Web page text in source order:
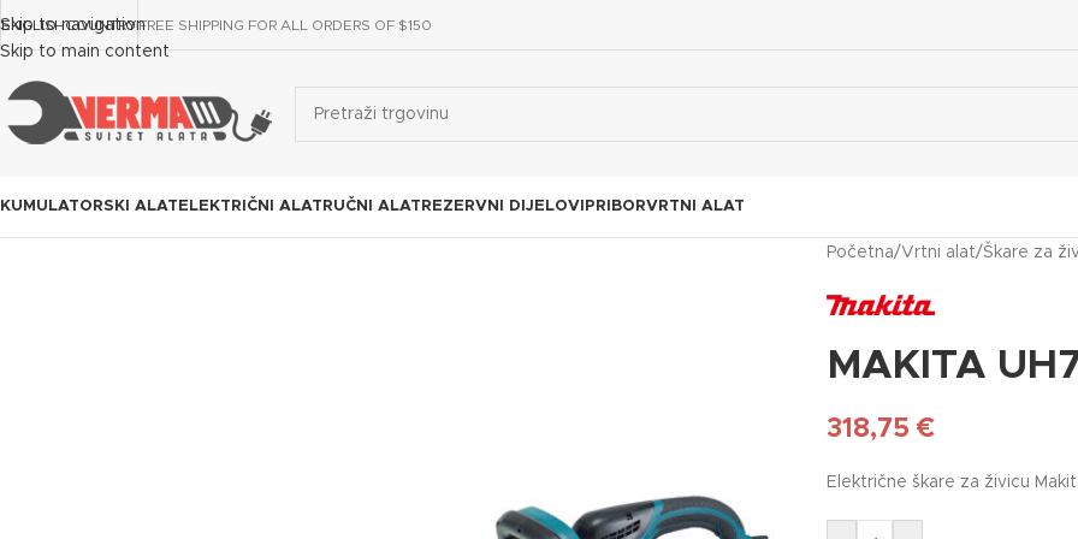
Skip to navigation
Skip to main content
ENGLISHCOUNTRYFREE SHIPPING FOR ALL ORDERS OF $150
ALAT ELEKTRIČNI ALAT RUČNI ALAT REZERVNI DIJELOVI PRIBORVRTNI ALAT
Početna/Vrtni alat/Škare za
MAKITA
318,75 €
Električne škare za živicu